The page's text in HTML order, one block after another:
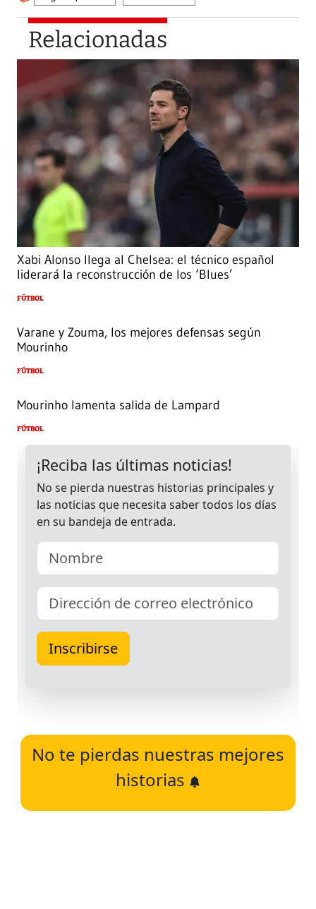
Relacionadas
Xabi Alonso llega al Chelsea: el técnico español
liderará la reconstrucción de los ‘Blues’
FÚTBOL
Varane y Zouma, los mejores defensas según
Mourinho
FÚTBOL
Mourinho lamenta salida de Lampard
FÚTBOL
No te pierdas nuestras mejores
historias